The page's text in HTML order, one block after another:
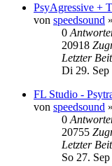
PsyAgressive +
von speedsound »
0
20918
Letzter
Di 29. Sep
FL Studio -
von speedsound »
0
20755
Letzter
So 27.